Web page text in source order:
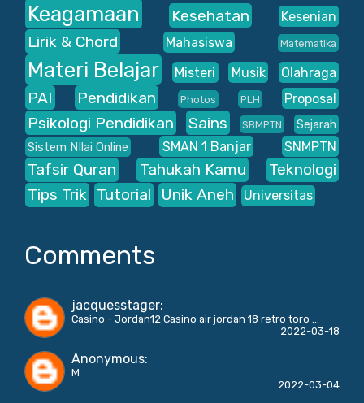
Keagamaan Kesehatan Kesenian
Lirik & Chord Mahasiswa Matematika
Materi Belajar Misteri Musik Olahraga
PAI Pendidikan Photos PLH Proposal
Psikologi Pendidikan Sains SBMPTN
Sejarah
Sistem NIlai Online
SMAN 1 Banjar SNMPTN
Tafsir Quran Tahukah Kamu
Teknologi
Tips Trik Tutorial Unik Aneh Universitas
Comments
jacquesstager:
Casino - Jordan12 Casino air jordan 18 retro toro ...
2022-03-18
Anonymous:
M
2022-03-04